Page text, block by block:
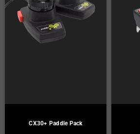
CX30+ Paddle Pack